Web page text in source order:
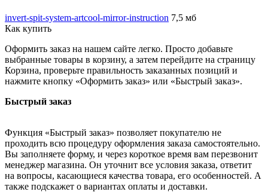
invert-spit-system-artcool-mirror-instruction 7,5 мб
Как купить
Оформить заказ на нашем сайте легко. Просто добавьте
выбранные товары в корзину, а затем перейдите на страницу
Корзина, проверьте правильность заказанных позиций и
нажмите кнопку «Оформить заказ» или «Быстрый заказ».
Быстрый заказ
Функция «Быстрый заказ» позволяет покупателю не
проходить всю процедуру оформления заказа самостоятельно.
Вы заполняете форму, и через короткое время вам перезвонит
менеджер магазина. Он уточнит все условия заказа, ответит
на вопросы, касающиеся качества товара, его особенностей. А
также подскажет о вариантах оплаты и доставки.